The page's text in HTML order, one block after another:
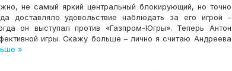
не самый яркий центральный блокирующий, но точно
доставляло удовольствие наблюдать за его игрой –
он выступал против «Газпром-Югры». Теперь Антон
игры. Скажу больше – лично я считаю Андреева
»